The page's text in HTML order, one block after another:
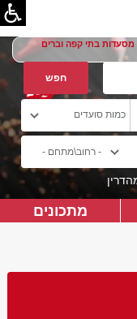
בתי קפה וברים
מתכונים